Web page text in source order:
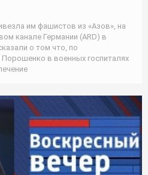
им фашистов из «Азов», на
канале Германии (ARD) в
о том что, по
в военных госпиталях